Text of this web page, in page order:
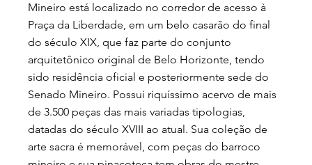
Mineiro está localizado no corredor de acesso à
Praça da Liberdade, em um belo casarão do final
do século XIX, que faz parte do conjunto
arquitetônico original de Belo Horizonte, tendo
sido residência oficial e posteriormente sede do
Senado Mineiro. Possui riquíssimo acervo de mais
de 3.500 peças das mais variadas tipologias,
datadas do século XVIII ao atual. Sua coleção de
arte sacra é memorável, com peças do barroco